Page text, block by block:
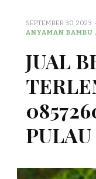
SEPTEMBER 30, 2023
ANYAMAN BAMBU
JUAL